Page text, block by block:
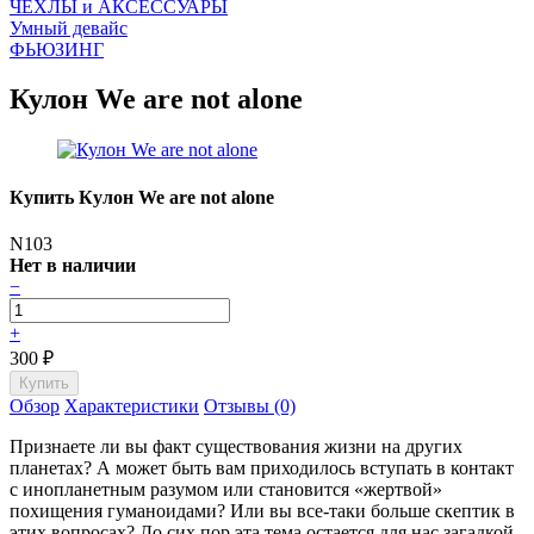
ЧEХЛЫ и АКСЕССУАРЫ
Умный девайс
ФЬЮЗИНГ
Кулон We are not alone
Купить Кулон We are not alone
N103
Нет в наличии
−
+
300 ₽
Обзор Характеристики Отзывы (0)
Признаете ли вы факт существования жизни на других
планетах? А может быть вам приходилось вступать в контакт
с инопланетным разумом или становится «жертвой»
похищения гуманоидами? Или вы все-таки больше скептик в